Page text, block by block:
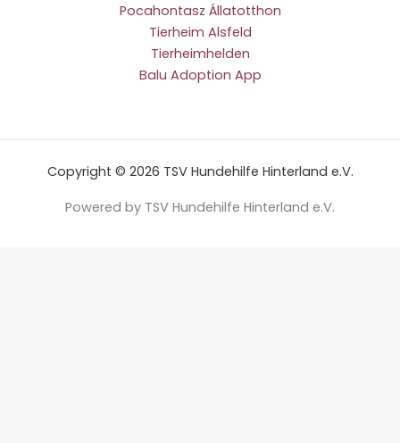
Pocahontasz Állatotthon
Tierheim Alsfeld
Tierheimhelden
Balu Adoption App
Copyright © 2026 TSV Hundehilfe Hinterland e.V.
Powered by TSV Hundehilfe Hinterland e.V.